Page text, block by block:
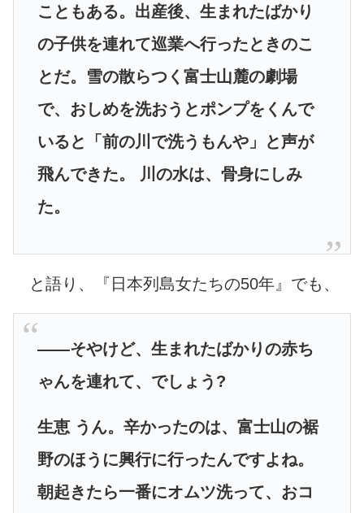
こともある。出産後、生まれたばかり
の子供を連れて巡業へ行ったときのこ
とだ。雪の散らつく富士山麓の劇場
で、おしめを洗おうとポンプをくんで
いると「前の川で洗うもんや」と声が
飛んできた。 川の水は、骨身にしみ
た。
と語り、『日本列島女たちの50年』でも、
――そやけど、生まれたばかりの赤ち
ゃんを連れて、でしょう?
生恵 うん。辛かったのは、富士山の裾
野のほうに興行に行ったんですよね。
朝起きたら一番にオムツ洗って、おコ